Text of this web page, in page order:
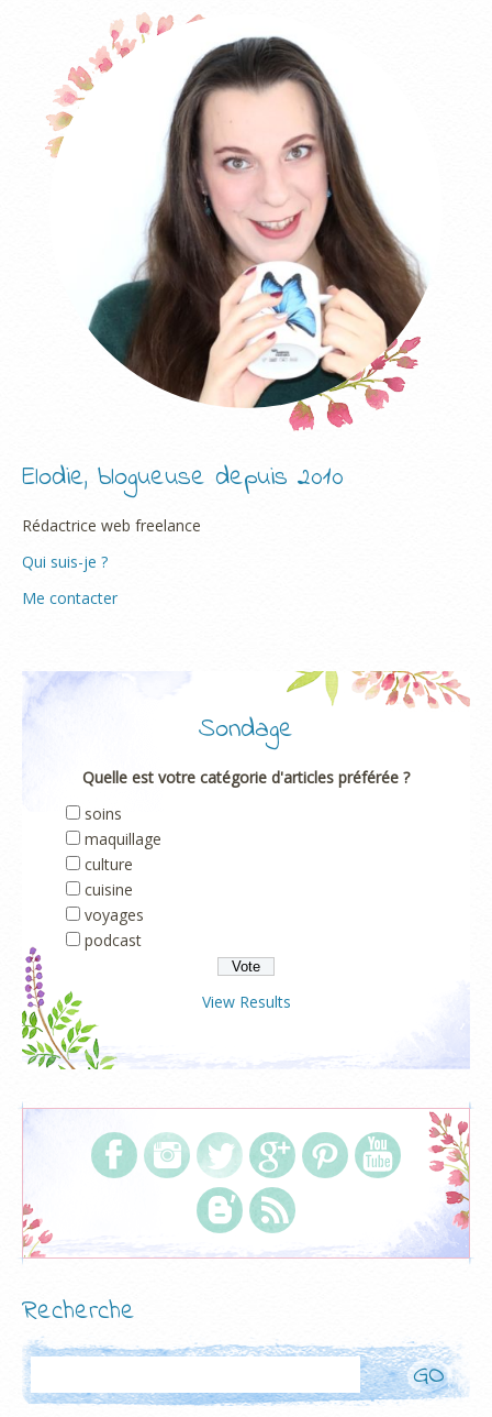
Elodie, blogueuse depuis 2010
Rédactrice web freelance
Qui suis-je ?
Me contacter
Sondage
Quelle est votre catégorie d'articles préférée ?
soins
maquillage
culture
cuisine
voyages
podcast
View Results
Recherche